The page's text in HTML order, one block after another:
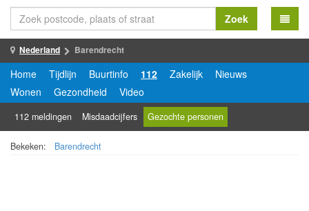
Zoek
Nederland Barendrecht
Home Tijdlijn Buurtinfo 112 Zakelijk
Nieuws
Wonen
Gezondheid Video
112 meldingen Misdaadcijfers Gezochte personen
Bekeken: Barendrecht